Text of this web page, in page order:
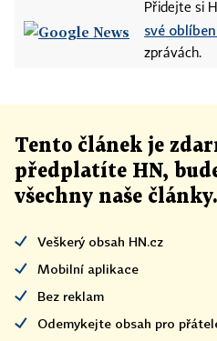
Přidejte si
své
zprávách.
Tento článek je
předplatíte HN,
všechny naše články.
Veškerý obsah HN.cz
Mobilní aplikace
Bez reklam
Odemykejte obsah pro